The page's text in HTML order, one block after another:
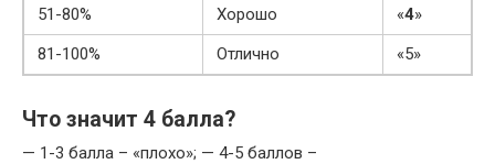
51-80%
Хорошо «4»
81-100%
Отлично «5»
Что значит 4 балла?
— 1-3 балла – «плохо»; — 4-5 баллов –